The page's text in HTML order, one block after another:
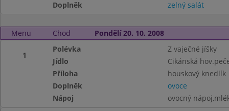
Doplněk zelný salát
Menu Chod Pondělí 20. 10. 2008
1
Polévka
Z vaječné jíšky
Jídlo
Cikánská
Příloha
houskový knedlík
Doplněk
ovoce
Nápoj
ovocný